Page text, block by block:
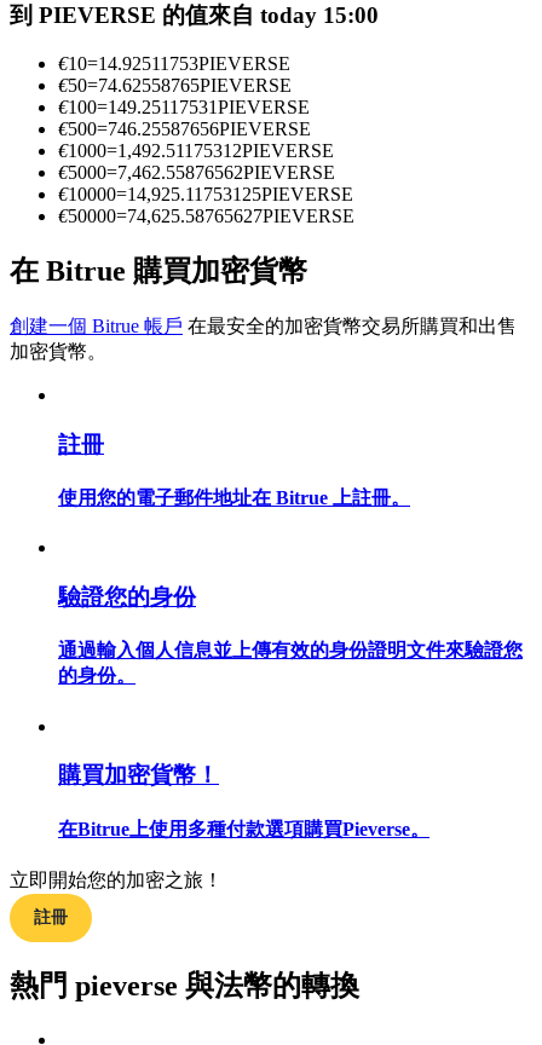
成為跟單交易員
坐享盈利分成和跟單分傭
合約資訊
包含交易情況等的大數據分析
合約功能使用指南
交易策略
到 PIEVERSE 的值來自 today 15:00
€10=14.92511753PIEVERSE
€50=74.62558765PIEVERSE
€100=149.25117531PIEVERSE
€500=746.25587656PIEVERSE
€1000=1,492.51175312PIEVERSE
€5000=7,462.55876562PIEVERSE
€10000=14,925.11753125PIEVERSE
€50000=74,625.58765627PIEVERSE
在 Bitrue 購買加密貨幣
創建一個 Bitrue 帳戶 在最安全的加密貨幣交易所購買和出售
加密貨幣。
註冊
使用您的電子郵件地址在 Bitrue 上註冊。
驗證您的身份
通過輸入個人信息並上傳有效的身份證明文件來驗證您
的身份。
購買加密貨幣！
在Bitrue上使用多種付款選項購買Pieverse。
立即開始您的加密之旅！
註冊
熱門 pieverse 與法幣的轉換